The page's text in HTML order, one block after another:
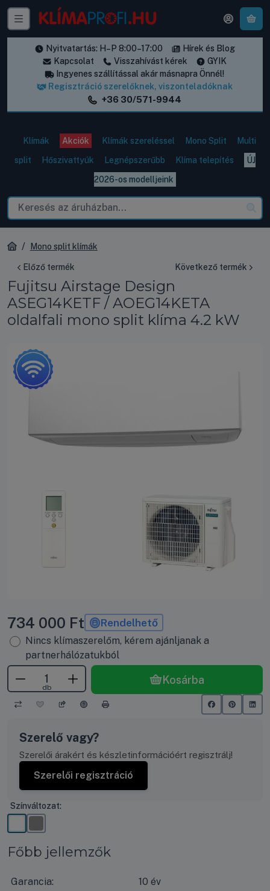
Nyitvatartás: H–P 8:00–17:00
Hírek és Blog
Kapcsolat
Visszahívást kérek
GYIK
Ingyenes szállítással akár másnapra Önnél!
Regisztráció szerelőknek, viszonteladóknak
+36 30/571-9944
Klímák Akciók Klímák szereléssel Mono Split
Multi
split
Hőszivattyúk Legnépszerűbb Klíma telepítés
ÚJ
2026-os modelljeink
Mono split klímák
Előző termék Következő termék
Fujitsu Airstage Design
ASEG14KETF / AOEG14KETA
oldalfali mono split klíma 4.2 kW
734 000 Ft Rendelhető
Nincs klímaszerelőm, kérem ajánljanak a
partnerhálózatukból
db
Kosárba
Szerelő vagy?
Szerelői árakért és készletinformációért regisztrálj!
Szerelői regisztráció
Színváltozat:
Főbb jellemzők
Garancia:
10 év